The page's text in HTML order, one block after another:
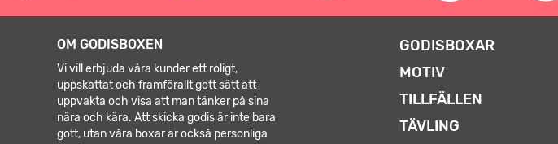
GODISBOXAR
MOTIV
TILLFÄLLEN
TÄVLING
OM GODISBOXEN
Vi vill erbjuda våra kunder ett roligt,
uppskattat och framförallt gott sätt att
uppvakta och visa att man tänker på sina
nära och kära. Att skicka godis är inte bara
gott, utan våra boxar är också personliga